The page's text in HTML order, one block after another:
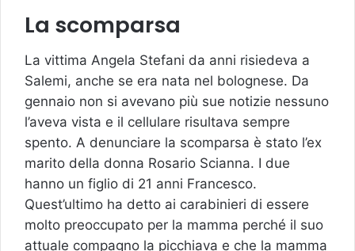
La scomparsa
La vittima Angela Stefani da anni risiedeva a
Salemi, anche se era nata nel bolognese. Da
gennaio non si avevano più sue notizie nessuno
l’aveva vista e il cellulare risultava sempre
spento. A denunciare la scomparsa è stato l’ex
marito della donna Rosario Scianna. I due
hanno un figlio di 21 anni Francesco.
Quest’ultimo ha detto ai carabinieri di essere
molto preoccupato per la mamma perché il suo
attuale compagno la picchiava e che la mamma